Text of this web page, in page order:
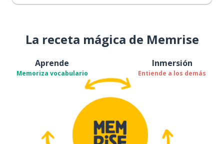
La receta mágica de Memrise
Aprende
Memoriza vocabulario
Inmersión
Entiende a los demás